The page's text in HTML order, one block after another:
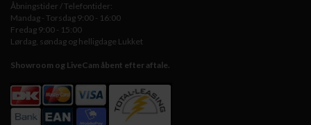
Åbningstider / Telefontider:
Mandag - Torsdag 9:00 - 16:00
Fredag 9:00 - 15:00
Lørdag, søndag og helligdage Lukket
Showroom og LiveCam åbent efter aftale.